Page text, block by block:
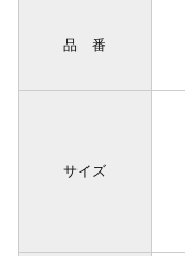
品 番
サイズ